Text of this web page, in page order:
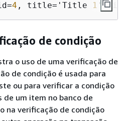
4 , title='Title 1 ',
de condição
o uso de uma verificação de
de condição é usada para
ou para verificar a condição
um item no banco de
na verificação de condição